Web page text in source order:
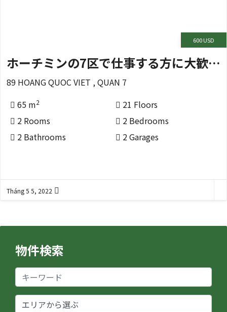
600 USD
ホーチミンの7区で仕事する方に大歓迎 ！！！！！
89 HOANG QUOC VIET , QUAN 7
65 m2
21 Floors
2 Rooms
2 Bedrooms
2 Bathrooms
2 Garages
Tháng 5 5, 2022
物件検索